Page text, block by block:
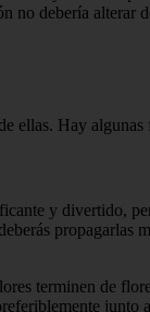
no debería
ellas. Hay
y divertido,
terminen de
junto